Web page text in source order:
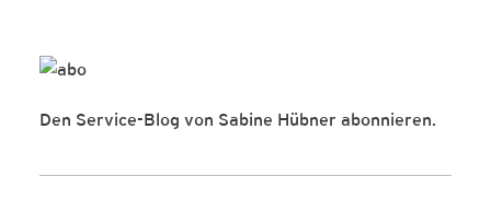
Den Service-Blog von Sabine Hübner abonnieren.